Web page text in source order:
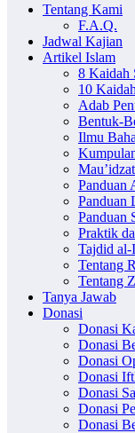
Tentang Kami
F.A.Q.
Jadwal Kajian
Artikel Islam
8 Kaidah
10
Adab
Bentuk-
Ilmu
Panduan
Panduan
Panduan
Praktik
Tajdid al-
Tentang
Tentang
Tanya Jawab
Donasi
Donasi
Donasi
Donasi
Donasi
Donasi
Donasi
Donasi